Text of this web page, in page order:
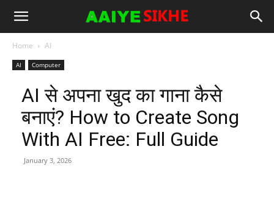
Home AI
AI Computer
AI से अपना खुद का गाना कैसे
बनाएं? How to Create Song
With AI Free: Full Guide
January 3, 2026